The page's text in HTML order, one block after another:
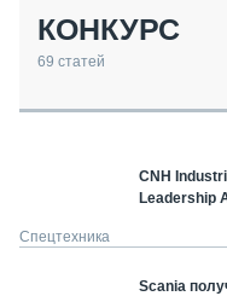
ТЕХНИКА
ИСПЫТАТЕЛИ
СПЕЦПРОЕКТЫ
МЕРОПРИЯТИЯ
СТАТЬИ ПО
КОНКУРС
69 статей
CNH
Leadership
Спецтехника
Scania